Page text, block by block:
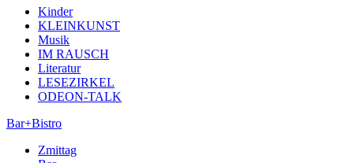
Kinder
KLEINKUNST
Musik
IM RAUSCH
Literatur
LESEZIRKEL
ODEON-TALK
Bar+Bistro
Zmittag